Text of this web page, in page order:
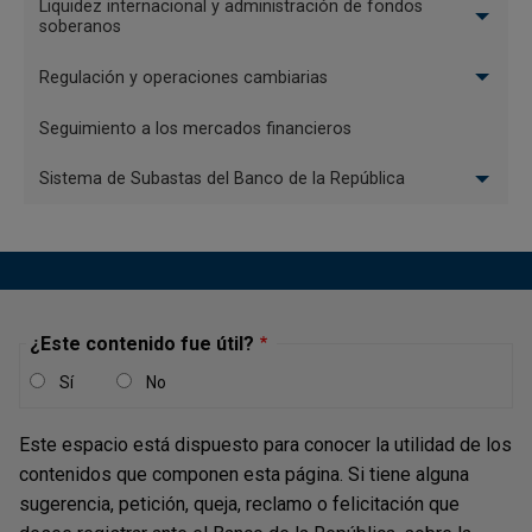
Recomposición de capital.
Corrección del tipo de régimen de sucursales de
sociedades extranjeras.
de diciembre de 2003.
Corrección de información migrada al Sistema de
Información Cambiaria.
recomposición de capital
Para las Solicitudes Especiales de unificación de
Liquidez internacional y administración de fondos
soberanos
Regulación y operaciones cambiarias
Seguimiento a los mercados financieros
Sistema de Subastas del Banco de la República
¿Este contenido fue útil?
Sí No
Este espacio está dispuesto para conocer la utilidad de los
contenidos que componen esta página. Si tiene alguna
sugerencia, petición, queja, reclamo o felicitación que